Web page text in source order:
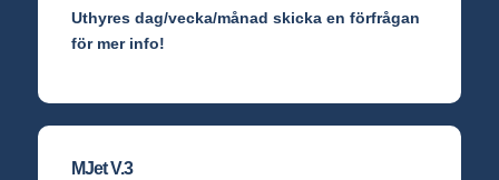
Uthyres dag/vecka/månad skicka en förfrågan
för mer info!
MJet V.3